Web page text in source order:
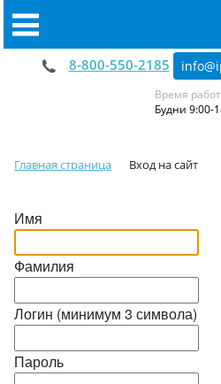
8-800-550-2185
Время
Будни 9:00-
Главная страница Вход на сайт
Имя
Фамилия
Логин (минимум 3 символа)
Пароль